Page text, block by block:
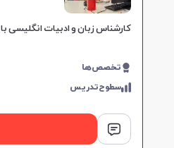
کارشناس زبان و ادبیات انگلیسی با ۲۰ سال سابقه تدریس، متخصص در زبان جنرال و آزمون‌های بین‌المللی مانند IELTS و TOEFL، مناسب برای تمامی سطوح و اهداف آموزشی.
تخصص‌ها
سطوح‌تدریس